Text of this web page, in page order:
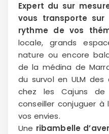
Expert du sur
vous transporte
rythme de vos
locale, grands
nature ou encore
de la médina de
du survol en ULM
chez les Cajuns de
conseiller conjuguer
vos envies.
Une ribambelle